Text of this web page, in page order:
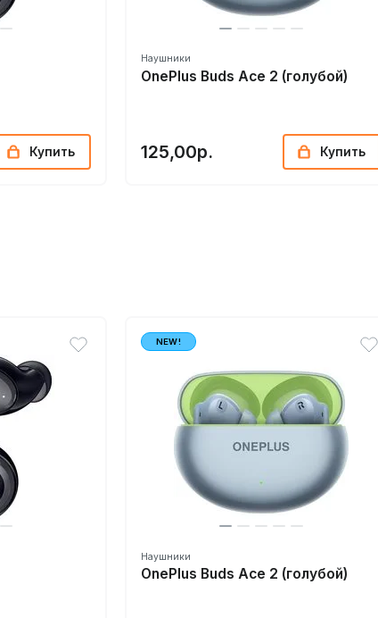
Купить
Наушники
OnePlus Buds Ace 2 (голубой)
125,00р. Купить
NEW!
Наушники
OnePlus Buds Ace 2 (голубой)